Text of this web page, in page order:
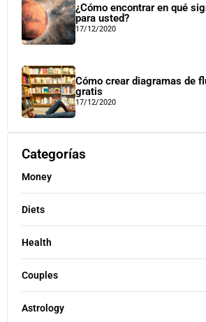
¿Cómo encontrar en qué
para usted?
17/12/2020
Cómo crear diagramas de
gratis
17/12/2020
Categorías
Money
Diets
Health
Couples
Astrology